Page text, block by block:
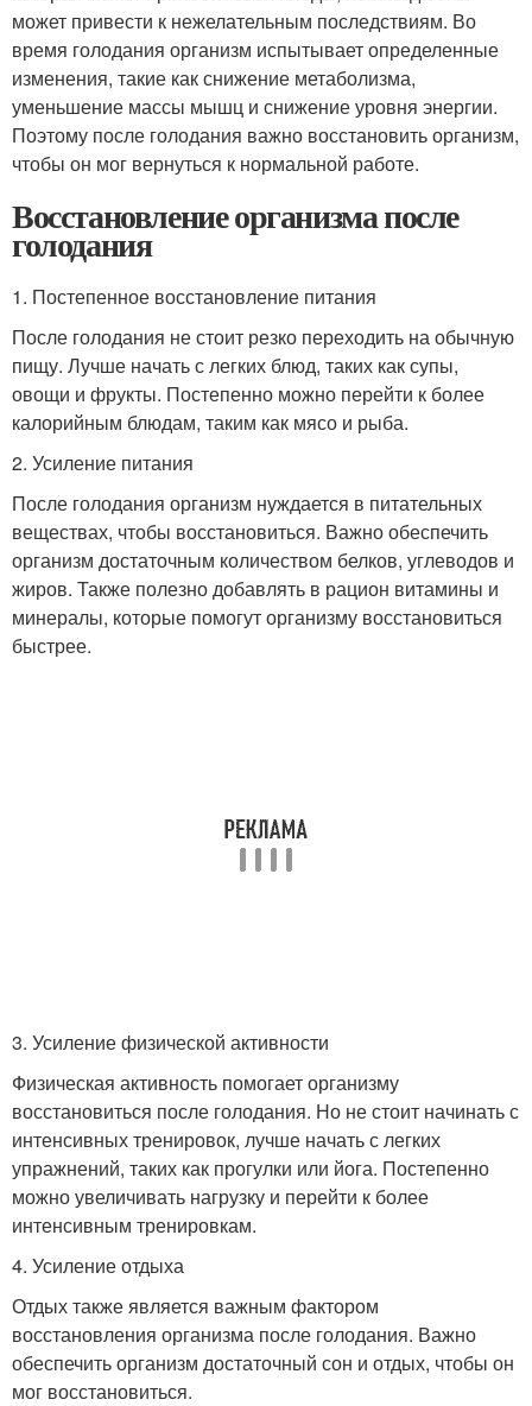
может привести к нежелательным последствиям. Во
время голодания организм испытывает определенные
изменения, такие как снижение метаболизма,
уменьшение массы мышц и снижение уровня энергии.
Поэтому после голодания важно восстановить организм,
чтобы он мог вернуться к нормальной работе.
Восстановление организма после
голодания
1. Постепенное восстановление питания
После голодания не стоит резко переходить на обычную
пищу. Лучше начать с легких блюд, таких как супы,
овощи и фрукты. Постепенно можно перейти к более
калорийным блюдам, таким как мясо и рыба.
2. Усиление питания
После голодания организм нуждается в питательных
веществах, чтобы восстановиться. Важно обеспечить
организм достаточным количеством белков, углеводов и
жиров. Также полезно добавлять в рацион витамины и
минералы, которые помогут организму восстановиться
быстрее.
3. Усиление физической активности
Физическая активность помогает организму
восстановиться после голодания. Но не стоит начинать с
интенсивных тренировок, лучше начать с легких
упражнений, таких как прогулки или йога. Постепенно
можно увеличивать нагрузку и перейти к более
интенсивным тренировкам.
4. Усиление отдыха
Отдых также является важным фактором
восстановления организма после голодания. Важно
обеспечить организм достаточный сон и отдых, чтобы он
мог восстановиться.